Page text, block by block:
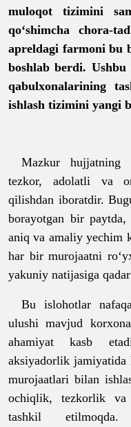
muloqot tizimini
qo‘shimcha chora-
apreldagi farmoni bu
boshlab berdi.
qabulxonalarining
ishlash tizimini yangi
Mazkur hujjatning
tezkor, adolatli va
qilishdan iboratdir.
borayotgan bir
aniq va amaliy yechim
har bir murojaatni
yakuniy natijasiga
Bu islohotlar
ulushi mavjud
ahamiyat kasb
aksiyadorlik
murojaatlari bilan
ochiqlik, tezkorlik va
tashkil